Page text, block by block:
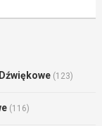
(123)
(116)